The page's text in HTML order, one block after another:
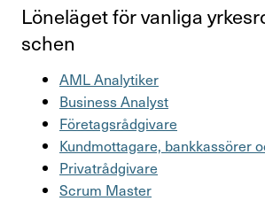
Löne­läget för vanliga
schen
AML Analy­tiker
Busi­ness Analyst
Företagsrådgivare
Kund­mot­ta­gare, bank­kas­sörer
Privatrådgivare
Scrum Master